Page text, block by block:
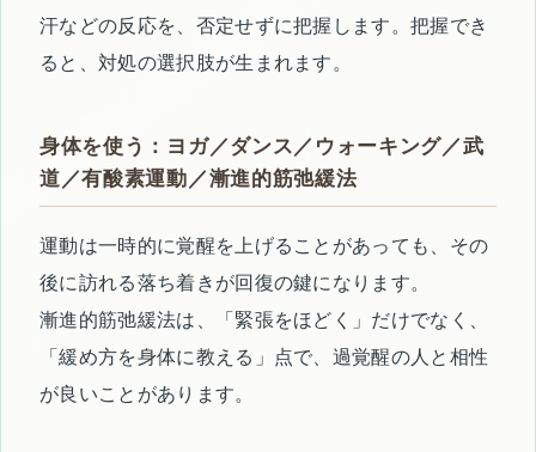
汗などの反応を、否定せずに把握します。把握でき
ると、対処の選択肢が生まれます。
身体を使う：ヨガ／ダンス／ウォーキング／武
道／有酸素運動／漸進的筋弛緩法
運動は一時的に覚醒を上げることがあっても、その
後に訪れる落ち着きが回復の鍵になります。
漸進的筋弛緩法は、「緊張をほどく」だけでなく、
「緩め方を身体に教える」点で、過覚醒の人と相性
が良いことがあります。